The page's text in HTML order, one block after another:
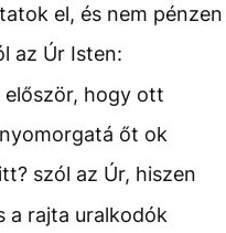
el, és nem pénzen
az Úr Isten:
először, hogy ott
őt ok
szól az Úr, hiszen
a rajta uralkodók